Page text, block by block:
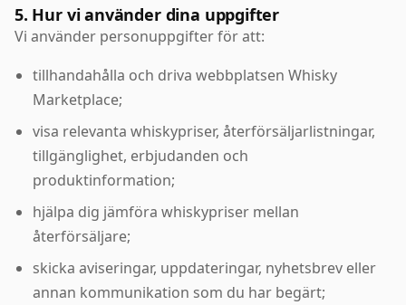
5. Hur vi använder dina uppgifter
Vi använder personuppgifter för att:
tillhandahålla och driva webbplatsen Whisky
Marketplace;
visa relevanta whiskypriser, återförsäljarlistningar,
tillgänglighet, erbjudanden och
produktinformation;
hjälpa dig jämföra whiskypriser mellan
återförsäljare;
skicka aviseringar, uppdateringar, nyhetsbrev eller
annan kommunikation som du har begärt;